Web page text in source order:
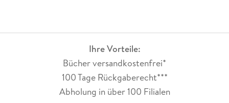
Ihre Vorteile:
Bücher versandkostenfrei*
100 Tage Rückgaberecht***
Abholung in über 100 Filialen